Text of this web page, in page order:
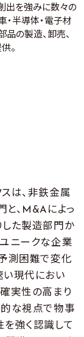
出を強みに数々の
・半導体・電子材
品の製造、卸売、
。
は、非鉄金属
、M&Aによっ
した製造部門か
ニークな企業
測困難で変化
い現代におい
実性の高まり
的な視点で物事
強く認識して